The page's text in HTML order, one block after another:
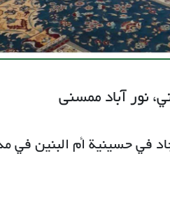
نور آباد ممسنی
حسينية أم البنين في